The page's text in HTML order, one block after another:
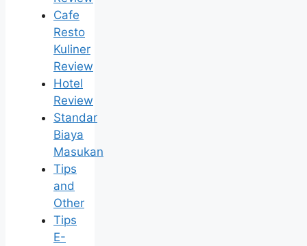
Cafe
Resto
Kuliner
Review
Hotel
Review
Standar
Biaya
Masukan
Tips
and
Other
Tips
E-